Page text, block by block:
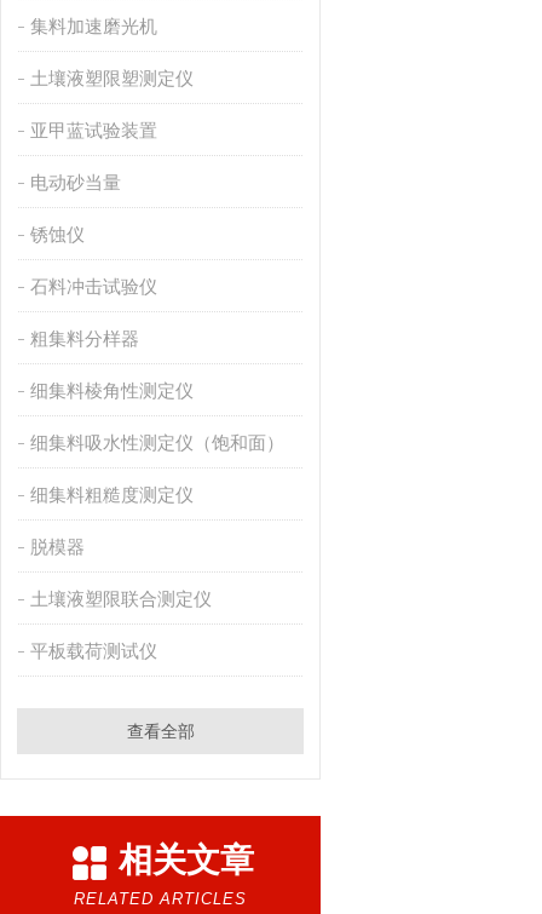
集料加速磨光机
土壤液塑限塑测定仪
亚甲蓝试验装置
电动砂当量
锈蚀仪
石料冲击试验仪
粗集料分样器
细集料棱角性测定仪
细集料吸水性测定仪（饱和面）
细集料粗糙度测定仪
脱模器
土壤液塑限联合测定仪
平板载荷测试仪
查看全部
相关文章
RELATED ARTICLES